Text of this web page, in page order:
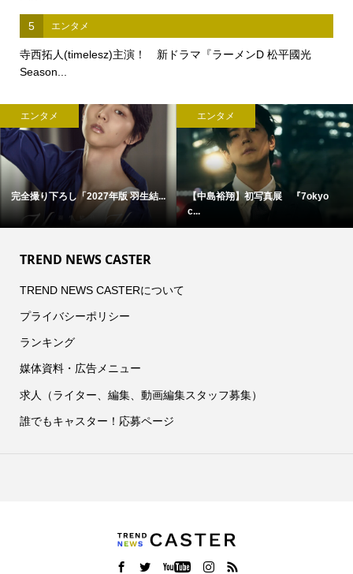
5 エンタメ
寺西拓人(timelesz)主演！ 新ドラマ『ラーメンD 松平國光
Season...
エンタメ
完全撮り下ろし「2027年版 羽生結...
エンタメ
【中島裕翔】初写真展 『7okyo
c...
TREND NEWS CASTER
TREND NEWS CASTERについて
プライバシーポリシー
ランキング
媒体資料・広告メニュー
求人（ライター、編集、動画編集スタッフ募集）
誰でもキャスター！応募ページ